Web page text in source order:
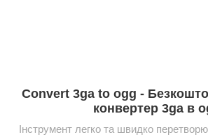
Convert 3ga to ogg -
конвертер 3ga в
Інструмент легко та швидко